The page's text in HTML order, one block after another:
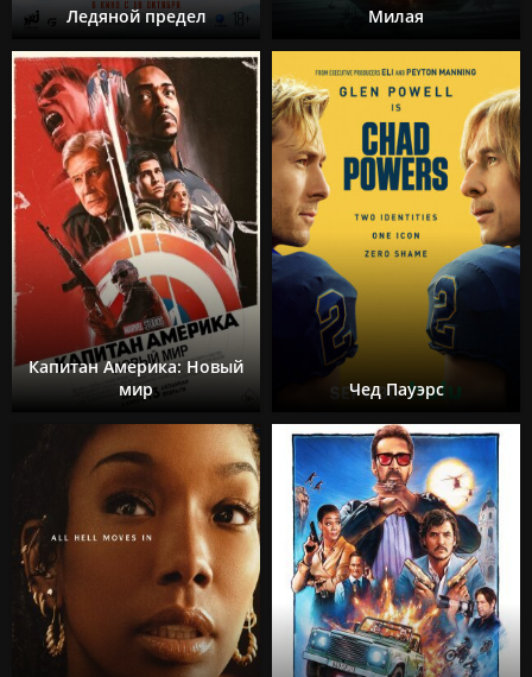
Ледяной предел Милая
Капитан Америка: Новый
мир
Чед Пауэрс